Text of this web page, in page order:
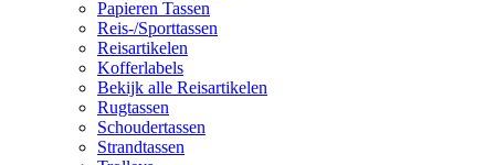
Papieren Tassen
Reis-/Sporttassen
Reisartikelen
Kofferlabels
Bekijk alle Reisartikelen
Rugtassen
Schoudertassen
Strandtassen